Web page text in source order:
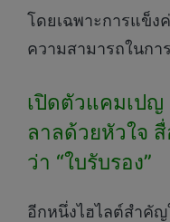
โดยเฉพาะการแข็ง
ความสามารถในกา
เปิดตัวแคมเปญ
ลาลด้วยหัวใจ
ว่า “ใบรับรอง”
อีกหนึ่งไฮไลต์สำคั